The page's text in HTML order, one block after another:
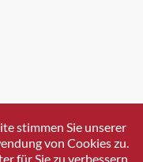
stimmen Sie unserer
von Cookies zu.
für Sie zu verbessern.